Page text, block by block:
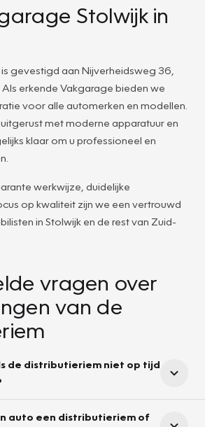
Stolwijk in
gevestigd aan Nijverheidsweg 36,
Als erkende Vakgarage bieden we
voor alle automerken en modellen.
met moderne apparatuur en
klaar om u professioneel en
werkwijze, duidelijke
op kwaliteit zijn we een vertrouwd
in Stolwijk en de rest van Zuid-
vragen over
van de
de distributieriem niet op tijd
auto een distributieriem of